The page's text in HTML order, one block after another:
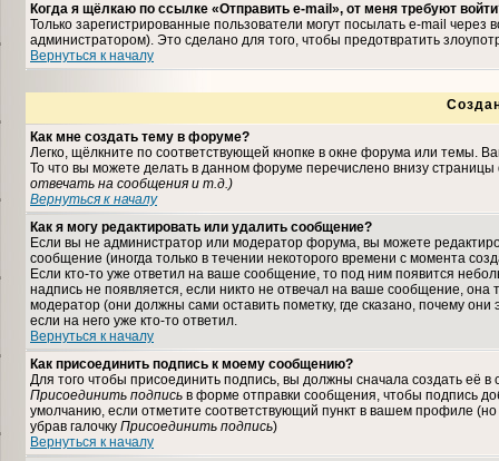
Когда я щёлкаю по ссылке «Отправить e-mail», от меня требуют
Только зарегистрированные пользователи могут посылать e-mail
администратором). Это сделано для того, чтобы предотвратить
Вернуться к началу
Как мне создать тему в форуме?
Легко, щёлкните по соответствующей кнопке в окне форума или темы.
То что вы можете делать в данном форуме перечислено внизу
отвечать на сообщения и т.д.)
Вернуться к началу
Как я могу редактировать или удалить сообщение?
Если вы не администратор или модератор форума, вы можете
сообщение (иногда только в течении некоторого времени с момента
Если кто-то уже ответил на ваше сообщение, то под ним появится
надпись не появляется, если никто не отвечал на ваше сообщение,
модератор (они должны сами оставить пометку, где сказано, почему
если на него уже кто-то ответил.
Вернуться к началу
Как присоединить подпись к моему сообщению?
Для того чтобы присоединить подпись, вы должны сначала создать её
Присоединить подпись в форме отправки сообщения, чтобы подпись
умолчанию, если отметите соответствующий пункт в вашем профиле
убрав галочку Присоединить подпись)
Вернуться к началу